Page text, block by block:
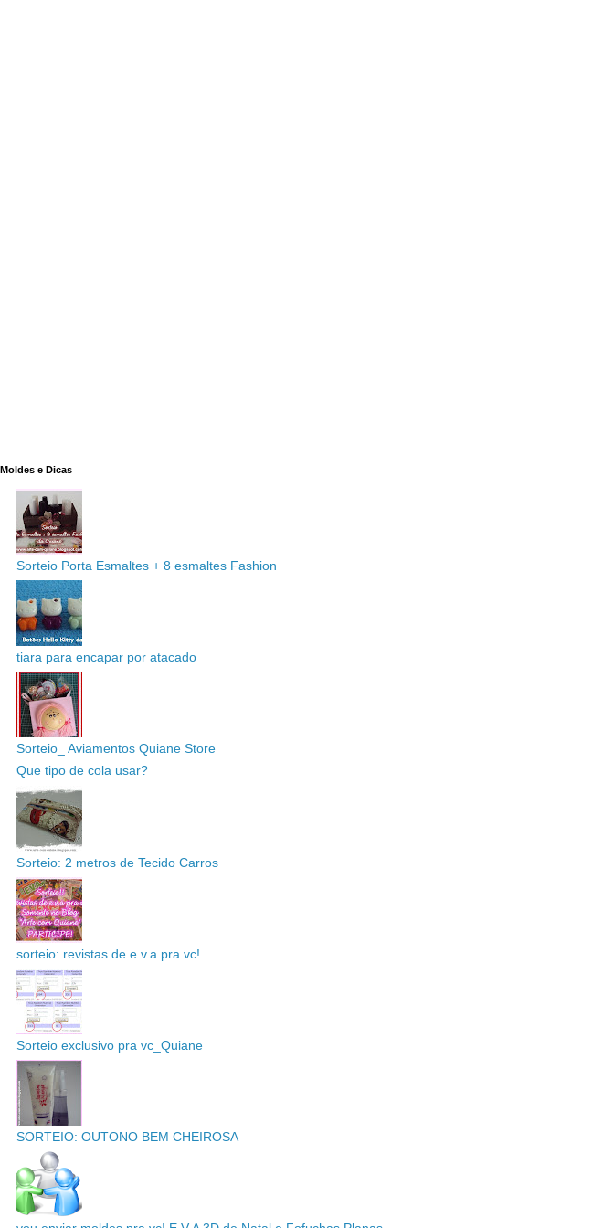
Moldes e Dicas
Sorteio Porta Esmaltes + 8 esmaltes Fashion
tiara para encapar por atacado
Sorteio_ Aviamentos Quiane Store
Que tipo de cola usar?
Sorteio: 2 metros de Tecido Carros
sorteio: revistas de e.v.a pra vc!
Sorteio exclusivo pra vc_Quiane
SORTEIO: OUTONO BEM CHEIROSA